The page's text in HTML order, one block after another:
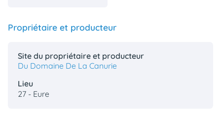
Propriétaire et producteur
Site du propriétaire et producteur
Du Domaine De La Canurie
Lieu
27 - Eure